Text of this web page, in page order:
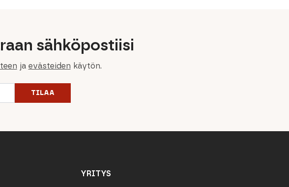
sähköpostiisi
ja evästeiden käytön.
TILAA
YRITYS